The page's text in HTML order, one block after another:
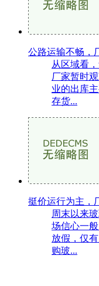
公路运输不畅，
从区域看
厂家暂时
业的出库
存货...
挺价运行为主，
周末以来
场信心一
放假，仅
购玻...